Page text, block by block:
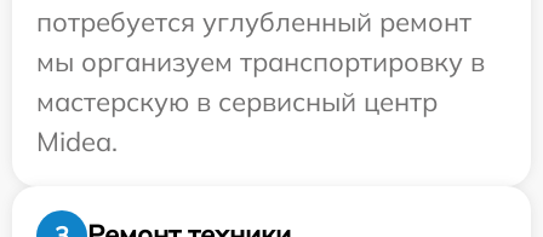
потребуется углубленный ремонт
мы организуем транспортировку в
мастерскую в сервисный центр
Midea.